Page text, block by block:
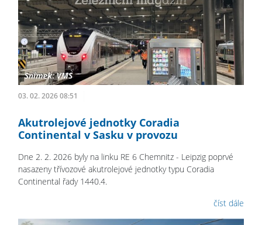
03. 02. 2026 08:51
Akutrolejové jednotky Coradia
Continental v Sasku v provozu
Dne 2. 2. 2026 byly na linku RE 6 Chemnitz - Leipzig poprvé
nasazeny třívozové akutrolejové jednotky typu Coradia
Continental řady 1440.4.
číst dále